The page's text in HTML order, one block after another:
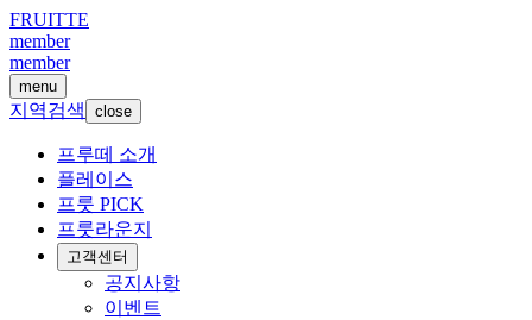
FRUITTE
member
member
menu
지역검색 close
프루떼 소개
플레이스
프룻 PICK
프룻라운지
고객센터
공지사항
이벤트